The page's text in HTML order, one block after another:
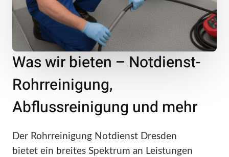
Was wir bieten – Notdienst-
Rohrreinigung,
Abflussreinigung und mehr
Der Rohrreinigung Notdienst Dresden
bietet ein breites Spektrum an Leistungen